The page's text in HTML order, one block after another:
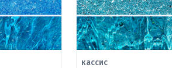
кассис